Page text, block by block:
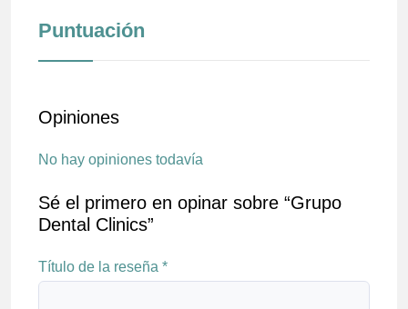
Puntuación
Opiniones
No hay opiniones todavía
Sé el primero en opinar sobre “Grupo
Dental Clinics”
Título de la reseña *